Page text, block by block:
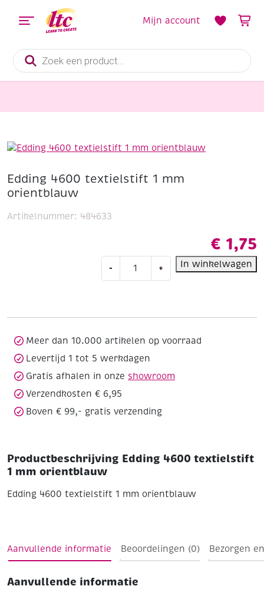
Producten
zoeken
Mijn account
Edding 4600 textielstift 1 mm
orientblauw
€ 1,75
-
aantal
+ In winkelwagen
Artikelnummer: 484633
Meer dan 10.000 artikelen op voorraad
Levertijd 1 tot 5 werkdagen
Gratis afhalen in onze showroom
Verzendkosten € 6,95
Boven € 99,- gratis verzending
Productbeschrijving Edding 4600 textielstift
1 mm orientblauw
Edding 4600 textielstift 1 mm orientblauw
Aanvullende informatie Beoordelingen (0) Bezorgen
Aanvullende informatie